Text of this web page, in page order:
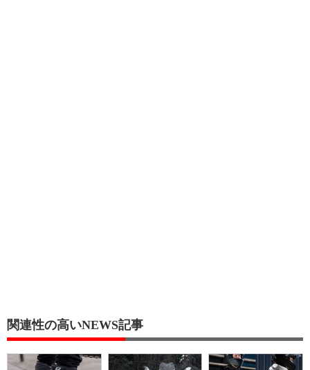
関連性の高いNEWS記事